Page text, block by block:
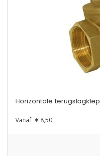
Horizontale terugslagklep
Vanaf € 8,50